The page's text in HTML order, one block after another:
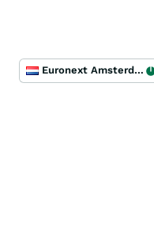
Euronext Amsterdam